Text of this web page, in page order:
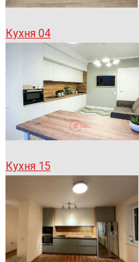
Кухня 04
Кухня 15